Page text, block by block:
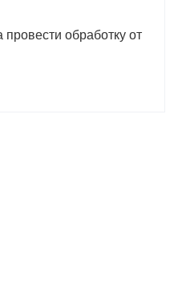
обработку от